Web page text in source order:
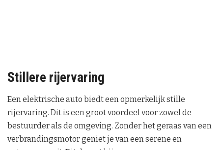
Stillere rijervaring
Een elektrische auto biedt een opmerkelijk stille
rijervaring. Dit is een groot voordeel voor zowel de
bestuurder als de omgeving. Zonder het geraas van een
verbrandingsmotor geniet je van een serene en